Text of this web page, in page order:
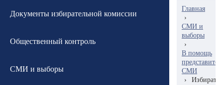
Документы избирательной комиссии
Общественный контроль
СМИ и выборы
Главная
›
СМИ и
выборы
›
В помощь
СМИ
›